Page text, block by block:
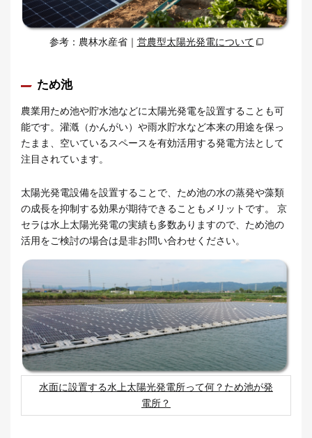
参考：農林水産省｜ 営農型太陽光発電について
ため池
農業用ため池や貯水池などに太陽光発電を設置することも可
能です。灌漑（かんがい）や雨水貯水など本来の用途を保っ
たまま、空いているスペースを有効活用する発電方法として
注目されています。
太陽光発電設備を設置することで、ため池の水の蒸発や藻類
の成長を抑制する効果が期待できることもメリットです。 京
セラは水上太陽光発電の実績も多数ありますので、ため池の
活用をご検討の場合は是非お問い合わせください。
水面に設置する水上太陽光発電所って何？ため池が発
電所？